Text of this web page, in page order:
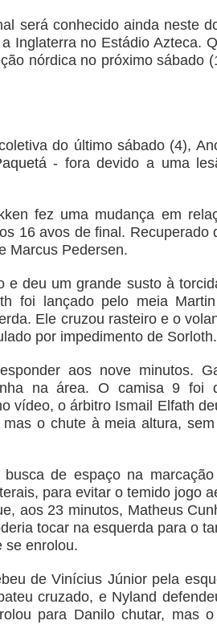
será conhecido ainda neste
Inglaterra no Estádio Azteca.
nórdica no próximo sábado
do último sábado (4),
- fora devido a uma
fez uma mudança em
16 avos de final. Recuperado
Marcus Pedersen.
e deu um grande susto à
foi lançado pelo meia
Ele cruzou rasteiro e o
por impedimento de Sorloth.
aos nove minutos.
na área. O camisa 9 foi
vídeo, o árbitro Ismail Elfath
o chute à meia altura,
de espaço na
para evitar o temido jogo
aos 23 minutos, Matheus
tocar na esquerda para o
se enrolou.
de Vinícius Júnior pela
cruzado, e Nyland
para Danilo chutar, mas